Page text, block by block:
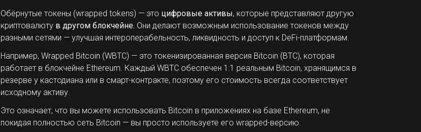
Обёрнутые токены (wrapped tokens) — это цифровые активы, которые представляют другую
криптовалюту в другом блокчейне. Они делают возможным использование токенов между
разными сетями — улучшая интероперабельность, ликвидность и доступ к DeFi-платформам.
Например, Wrapped Bitcoin (WBTC) — это токенизированная версия Bitcoin (BTC), которая
работает в блокчейне Ethereum. Каждый WBTC обеспечен 1:1 реальным Bitcoin, хранящимся в
резерве у кастодиана или в смарт-контракте, поэтому его стоимость всегда соответствует
исходному активу.
Это означает, что вы можете использовать Bitcoin в приложениях на базе Ethereum, не
покидая полностью сеть Bitcoin — вы просто используете его wrapped-версию.